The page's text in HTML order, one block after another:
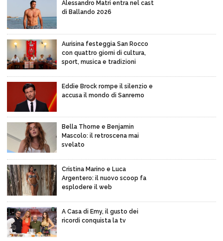
Alessandro Matri entra nel cast
di Ballando 2026
Aurisina festeggia San Rocco
con quattro giorni di cultura,
sport, musica e tradizioni
Eddie Brock rompe il silenzio e
accusa il mondo di Sanremo
Bella Thorne e Benjamin
Mascolo: il retroscena mai
svelato
Cristina Marino e Luca
Argentero: il nuovo scoop fa
esplodere il web
A Casa di Emy, il gusto dei
ricordi conquista la tv